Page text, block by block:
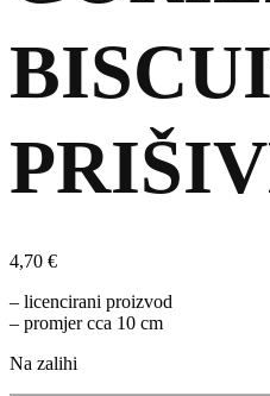
4,70 €
– licencirani proizvod
– promjer cca 10 cm
Na zalihi